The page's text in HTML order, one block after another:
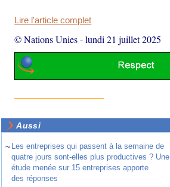
Lire l'article complet
© Nations Unies-lundi 21 juillet 2025
Aussi
~ Les entreprises qui passent à la semaine de
quatre jours sont-elles plus productives ? Une
étude menée sur 15 entreprises apporte
des réponses